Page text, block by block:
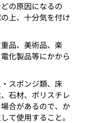
の原因になるの
上、十分気を付け
品、美術品、楽
化製品等にかから
スポンジ類、床
石材、ポリスチレ
合があるので、か
て使用すること。